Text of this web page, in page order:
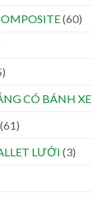
(60)
CÓ BÁNH XE
(61)
LƯỚI (3)